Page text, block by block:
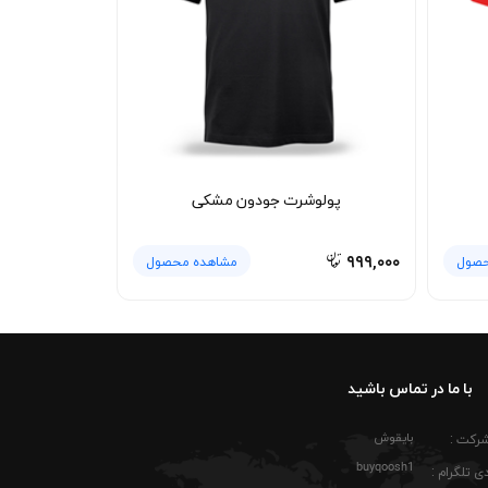
سبک آن باعث می‌شود در طول روز آزادی حرکت
هم ترکیب این تیشرت با شلوار جین تیره
اکسسوری‌هایی مثل ساعت اسپرت یا کلاه کپ
صورت نگهداری صحیح دچار پرزدهی یا آب رفت
پولوشرت جودون مشکی
۹۹۹,۰۰۰ مشاهده محصول
با ما در تماس باشید
شرکت :
تلگرام :
بایقوش
buyqoosh1